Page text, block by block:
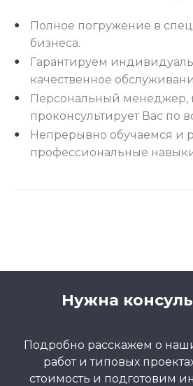
Полное погружение в
бизнеса.
Гарантируем
качественное
Персональный менеджер,
проконсультирует Вас по
Непрерывно обучаемся и
профессиональные
Нужна
Подробно расскажем о
работ и типовых
стоимость и подготовим